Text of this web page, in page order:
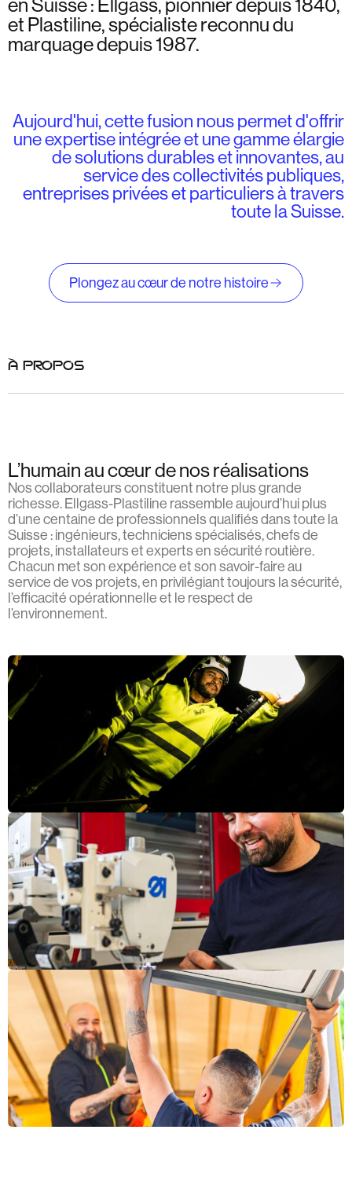
en Suisse : Ellgass, pionnier depuis 1840,
et Plastiline, spécialiste reconnu du
marquage depuis 1987.
Aujourd'hui, cette fusion nous permet d'offrir
une expertise intégrée et une gamme élargie
de solutions durables et innovantes, au
service des collectivités publiques,
entreprises privées et particuliers à travers
toute la Suisse.
Plongez au cœur de notre histoire
À PROPOS
L’humain au cœur de nos réalisations
Nos collaborateurs constituent notre plus grande
richesse. Ellgass-Plastiline rassemble aujourd’hui plus
d’une centaine de professionnels qualifiés dans toute la
Suisse : ingénieurs, techniciens spécialisés, chefs de
projets, installateurs et experts en sécurité routière.
Chacun met son expérience et son savoir-faire au
service de vos projets, en privilégiant toujours la sécurité,
l’efficacité opérationnelle et le respect de
l’environnement.